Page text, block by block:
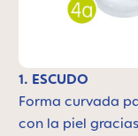
1. ESCUDO
Forma curvada
con la piel